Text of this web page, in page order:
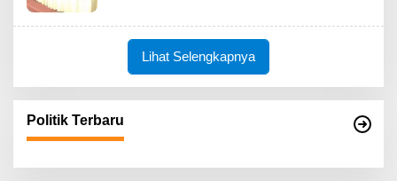
Lihat Selengkapnya
Politik Terbaru